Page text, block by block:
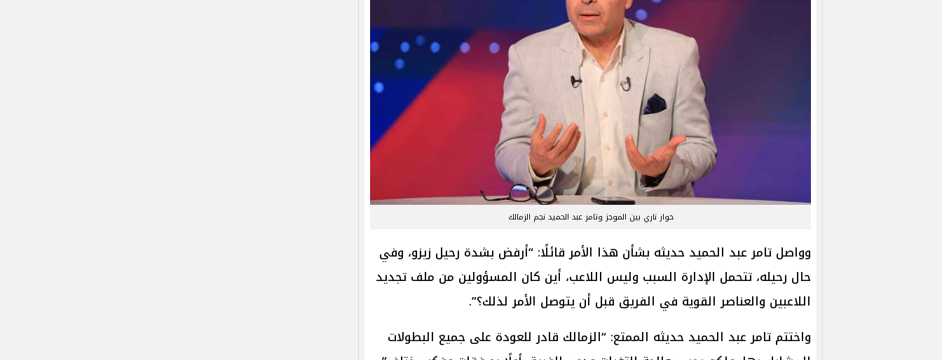
حوار ناري بين الموجز وتامر عبد الحميد نجم الزمالك
وواصل تامر عبد الحميد حديثه بشأن هذا الأمر قائلًا: “أرفض بشدة رحيل زيزو، وفي
حال رحيله، تتحمل الإدارة السبب وليس اللاعب، أين كان المسؤولين من ملف تجديد
اللاعبين والعناصر القوية في الفريق قبل أن يتوصل الأمر لذلك؟”.
واختتم تامر عبد الحميد حديثه الممتع: “الزمالك قادر للعودة على جميع البطولات